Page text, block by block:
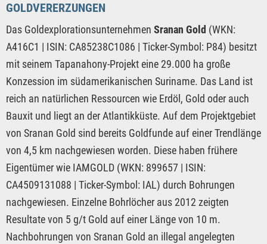
GOLDVERERZUNGEN
Das Goldexplorationsunternehmen Sranan Gold (WKN:
A416C1 | ISIN: CA85238C1086 | Ticker-Symbol: P84) besitzt
mit seinem Tapanahony-Projekt eine 29.000 ha große
Konzession im südamerikanischen Suriname. Das Land ist
reich an natürlichen Ressourcen wie Erdöl, Gold oder auch
Bauxit und liegt an der Atlantikküste. Auf dem Projektgebiet
von Sranan Gold sind bereits Goldfunde auf einer Trendlänge
von 4,5 km nachgewiesen worden. Diese haben frühere
Eigentümer wie IAMGOLD (WKN: 899657 | ISIN:
CA4509131088 | Ticker-Symbol: IAL) durch Bohrungen
nachgewiesen. Einzelne Bohrlöcher aus 2012 zeigten
Resultate von 5 g/t Gold auf einer Länge von 10 m.
Nachbohrungen von Sranan Gold an illegal angelegten